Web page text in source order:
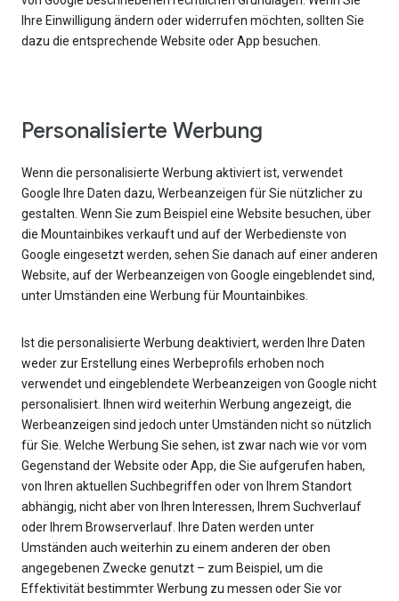
Ihre Einwilligung ändern oder widerrufen möchten, sollten Sie
dazu die entsprechende Website oder App besuchen.
Personalisierte Werbung
Wenn die personalisierte Werbung aktiviert ist, verwendet
Google Ihre Daten dazu, Werbeanzeigen für Sie nützlicher zu
gestalten. Wenn Sie zum Beispiel eine Website besuchen, über
die Mountainbikes verkauft und auf der Werbedienste von
Google eingesetzt werden, sehen Sie danach auf einer anderen
Website, auf der Werbeanzeigen von Google eingeblendet sind,
unter Umständen eine Werbung für Mountainbikes.
Ist die personalisierte Werbung deaktiviert, werden Ihre Daten
weder zur Erstellung eines Werbeprofils erhoben noch
verwendet und eingeblendete Werbeanzeigen von Google nicht
personalisiert. Ihnen wird weiterhin Werbung angezeigt, die
Werbeanzeigen sind jedoch unter Umständen nicht so nützlich
für Sie. Welche Werbung Sie sehen, ist zwar nach wie vor vom
Gegenstand der Website oder App, die Sie aufgerufen haben,
von Ihren aktuellen Suchbegriffen oder von Ihrem Standort
abhängig, nicht aber von Ihren Interessen, Ihrem Suchverlauf
oder Ihrem Browserverlauf. Ihre Daten werden unter
Umständen auch weiterhin zu einem anderen der oben
angegebenen Zwecke genutzt – zum Beispiel, um die
Effektivität bestimmter Werbung zu messen oder Sie vor